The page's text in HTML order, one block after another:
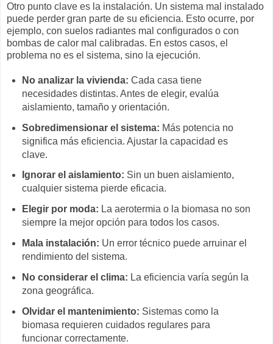
Otro punto clave es la instalación. Un sistema mal instalado
puede perder gran parte de su eficiencia. Esto ocurre, por
ejemplo, con suelos radiantes mal configurados o con
bombas de calor mal calibradas. En estos casos, el
problema no es el sistema, sino la ejecución.
No analizar la vivienda: Cada casa tiene
necesidades distintas. Antes de elegir, evalúa
aislamiento, tamaño y orientación.
Sobredimensionar el sistema: Más potencia no
significa más eficiencia. Ajustar la capacidad es
clave.
Ignorar el aislamiento: Sin un buen aislamiento,
cualquier sistema pierde eficacia.
Elegir por moda: La aerotermia o la biomasa no son
siempre la mejor opción para todos los casos.
Mala instalación: Un error técnico puede arruinar el
rendimiento del sistema.
No considerar el clima: La eficiencia varía según la
zona geográfica.
Olvidar el mantenimiento: Sistemas como la
biomasa requieren cuidados regulares para
funcionar correctamente.